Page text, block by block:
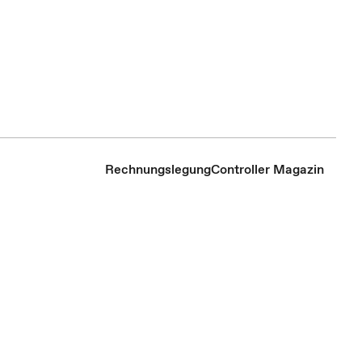
RechnungslegungController Magazin